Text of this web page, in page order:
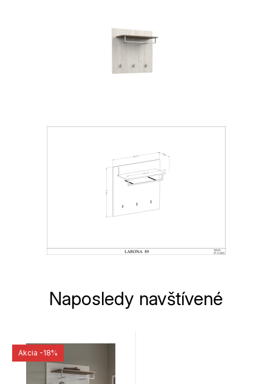
Naposledy navštívené
Akcia -18%